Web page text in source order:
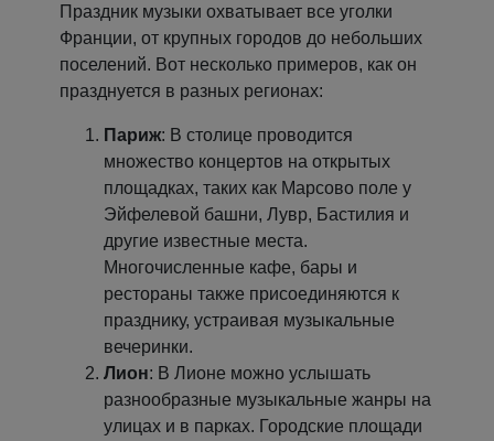
Праздник музыки охватывает все уголки
Франции, от крупных городов до небольших
поселений. Вот несколько примеров, как он
празднуется в разных регионах:
Париж: В столице проводится
множество концертов на открытых
площадках, таких как Марсово поле у
Эйфелевой башни, Лувр, Бастилия и
другие известные места.
Многочисленные кафе, бары и
рестораны также присоединяются к
празднику, устраивая музыкальные
вечеринки.
Лион: В Лионе можно услышать
разнообразные музыкальные жанры на
улицах и в парках. Городские площади